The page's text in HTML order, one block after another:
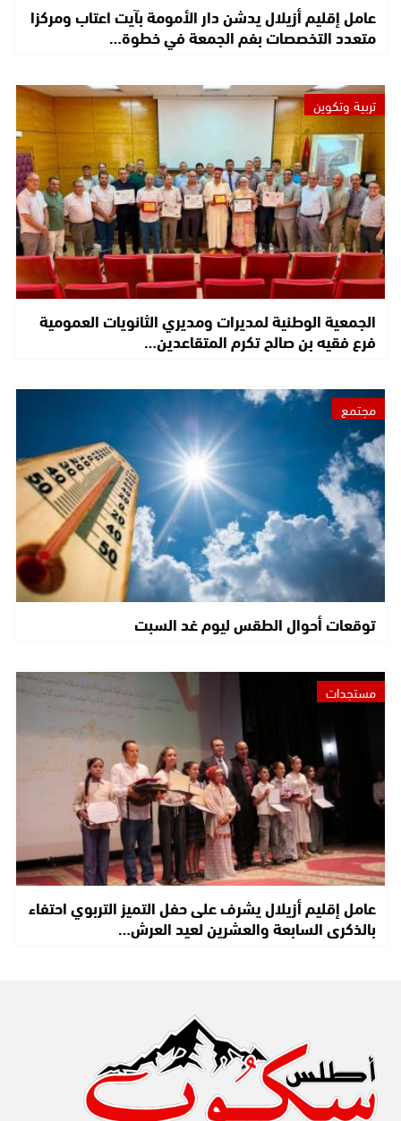
عامل إقليم أزيلال يدشن دار الأمومة بآيت اعتاب ومركزا
متعدد التخصصات بفم الجمعة في خطوة…
تربية وتكوين
الجمعية الوطنية لمديرات ومديري الثانويات العمومية
فرع فقيه بن صالح تكرم المتقاعدين…
مجتمع
توقعات أحوال الطقس ليوم غد السبت
مستجدات
عامل إقليم أزيلال يشرف على حفل التميز التربوي احتفاء
بالذكرى السابعة والعشرين لعيد العرش…